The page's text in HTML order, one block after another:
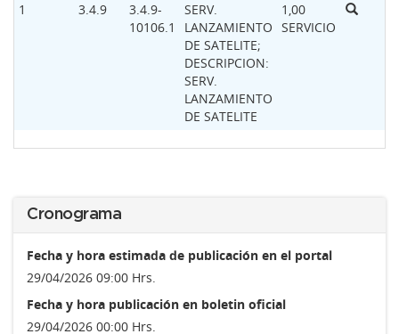
1
3.4.9
3.4.9-
10106.1
SERV.
LANZAMIENTO
DE SATELITE;
DESCRIPCION:
SERV.
LANZAMIENTO
DE SATELITE
1,00
SERVICIO
Cronograma
Fecha y hora estimada de publicación en el portal
29/04/2026 09:00 Hrs.
Fecha y hora publicación en boletin oficial
29/04/2026 00:00 Hrs.